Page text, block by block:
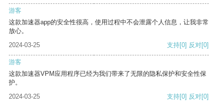
游客
这款加速器app的安全性很高，使用过程中不会泄露个人信息，让我非常
放心。
2024-03-25
支持[0] 反对[0]
游客
这款加速器VPM应用程序已经为我们带来了无限的隐私保护和安全性保
护。
2024-03-25
支持[0] 反对[0]